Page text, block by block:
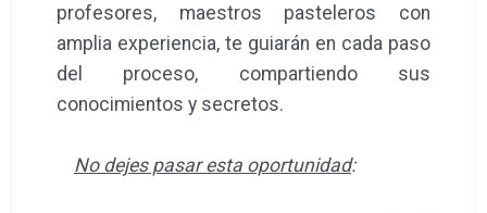
profesores, maestros pasteleros con
amplia experiencia, te guiarán en cada paso
del proceso, compartiendo sus
conocimientos y secretos.
No dejes pasar esta oportunidad: